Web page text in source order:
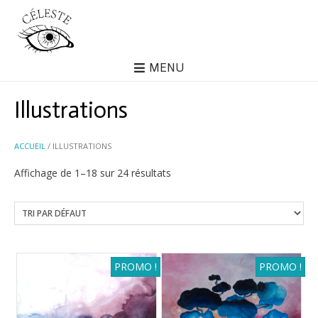
MENU
ACCUEIL / ILLUSTRATIONS
Illustrations
Affichage de 1–18 sur 24 résultats
PROMO ! PROMO !